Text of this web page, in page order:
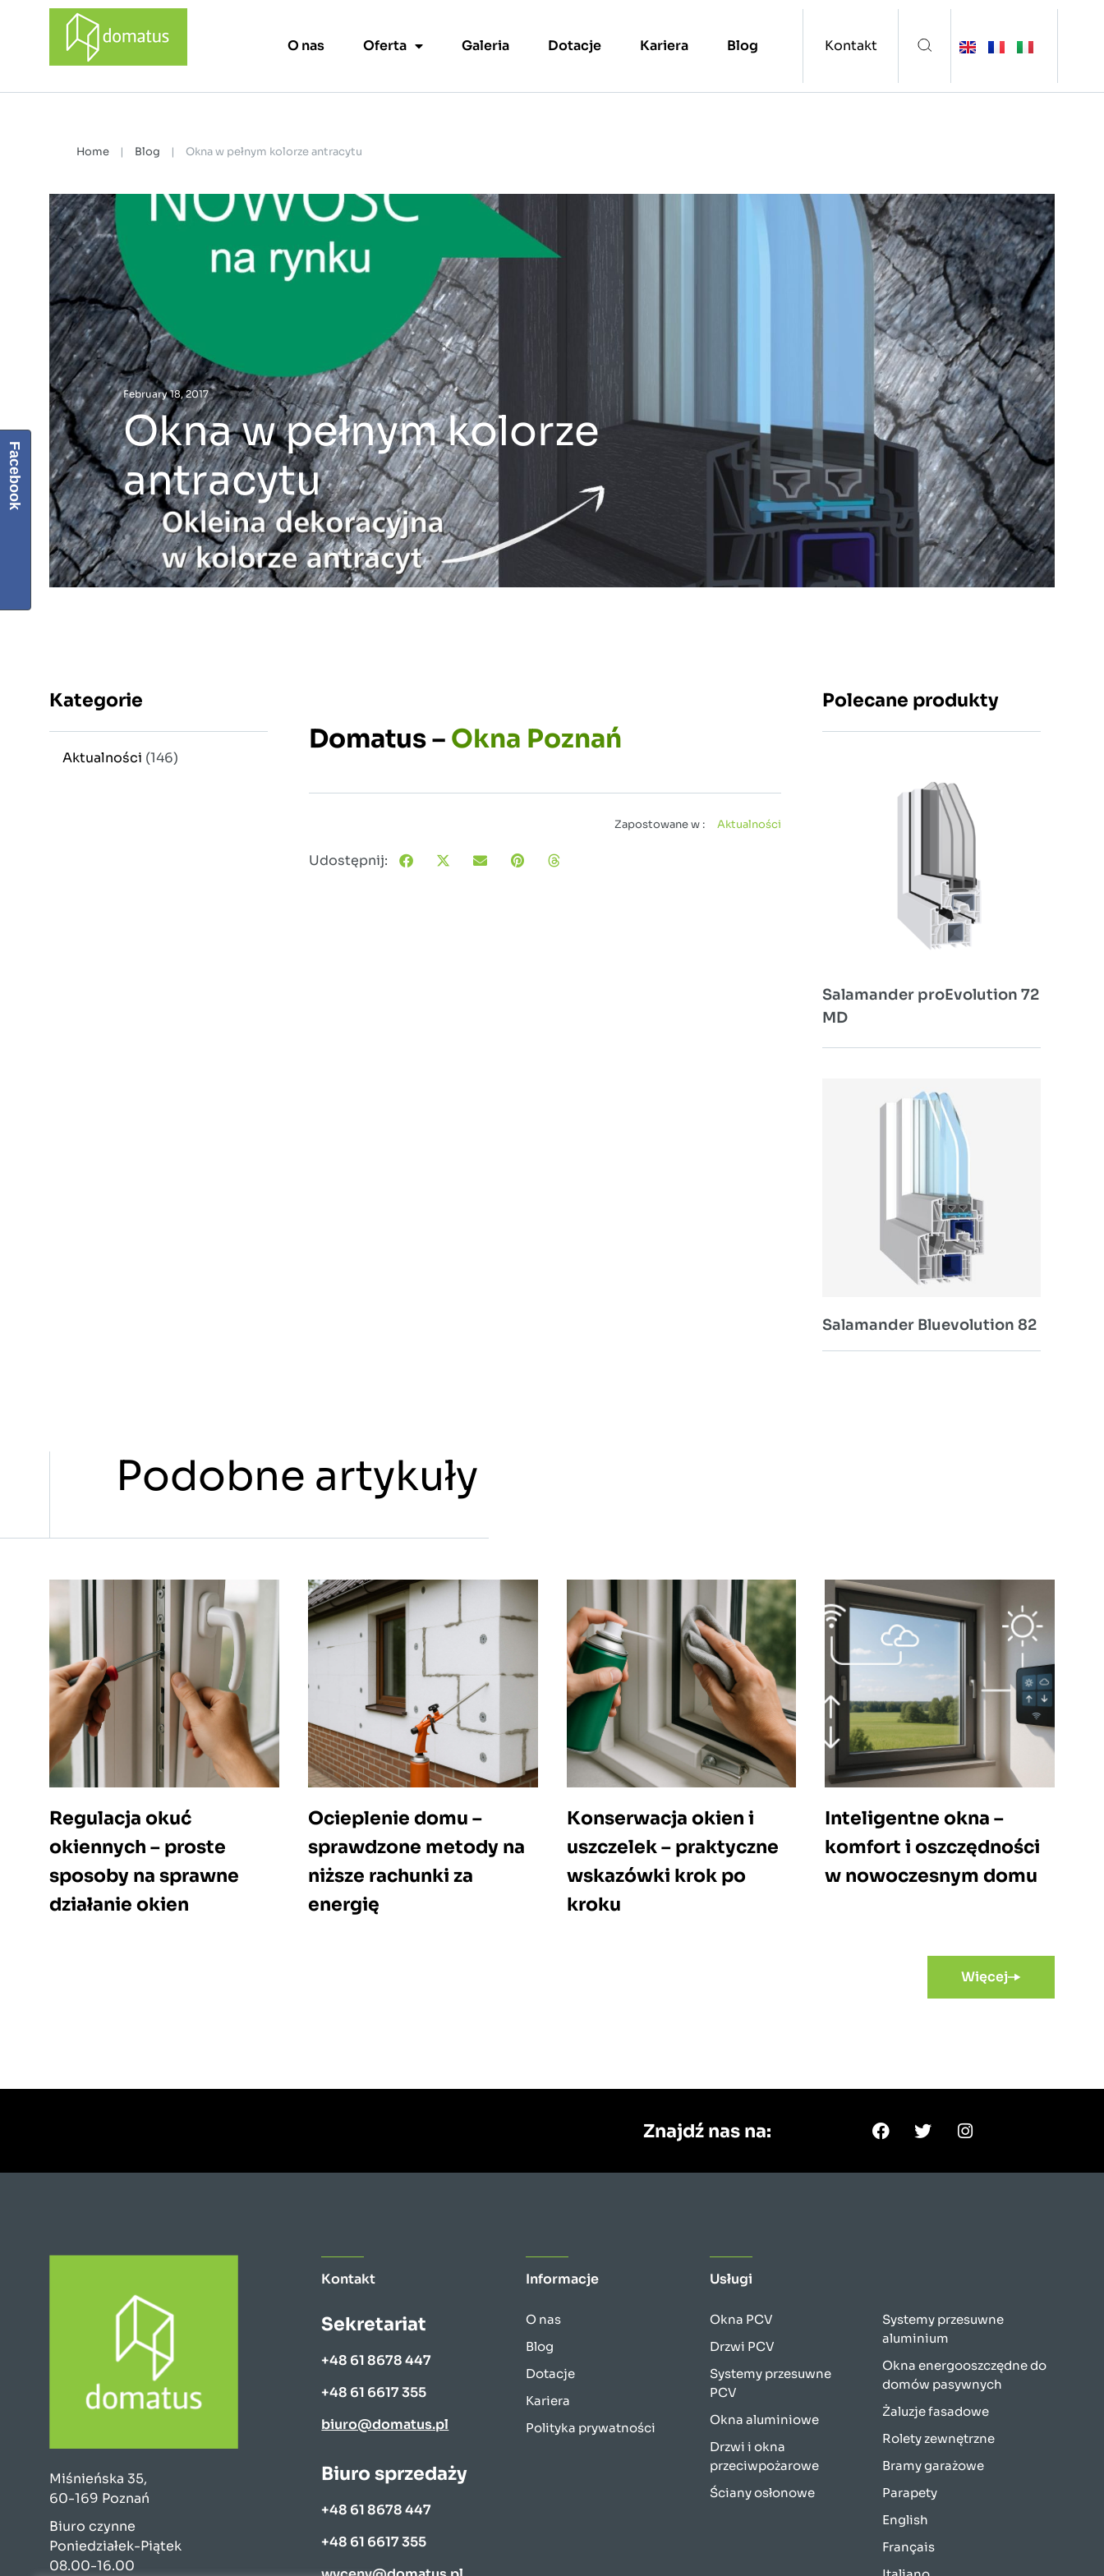
O nas Oferta Galeria Dotacje Kariera Blog Kontakt
Home | Blog | Okna w pełnym kolorze antracytu
February 18, 2017
Okna w pełnym kolorze
antracytu
Kategorie
Aktualności (146)
Domatus – Okna Poznań
Zapostowane w : Aktualności
Udostępnij:
Polecane produkty
Salamander proEvolution 72
MD
Salamander Bluevolution 82
Podobne artykuły
Regulacja okuć
okiennych – proste
sposoby na sprawne
działanie okien
Ocieplenie domu –
sprawdzone metody na
niższe rachunki za
energię
Konserwacja okien i
uszczelek – praktyczne
wskazówki krok po
kroku
Inteligentne okna –
komfort i oszczędności
w nowoczesnym domu
Więcej
Znajdź nas na:
Miśnieńska 35,
60-169 Poznań
Biuro czynne
Poniedziałek-Piątek
08.00-16.00
Kontakt
Sekretariat
+48 61 8678 447
+48 61 6617 355
biuro@domatus.pl
Biuro sprzedaży
+48 61 8678 447
+48 61 6617 355
Informacje
O nas
Blog
Dotacje
Kariera
Polityka prywatności
Usługi
Okna PCV
Drzwi PCV
Systemy przesuwne
PCV
Okna aluminiowe
Drzwi i okna
przeciwpożarowe
Ściany osłonowe
Systemy przesuwne
aluminium
Okna energooszczędne do
domów pasywnych
Żaluzje fasadowe
Rolety zewnętrzne
Bramy garażowe
Parapety
English
Français
Facebook